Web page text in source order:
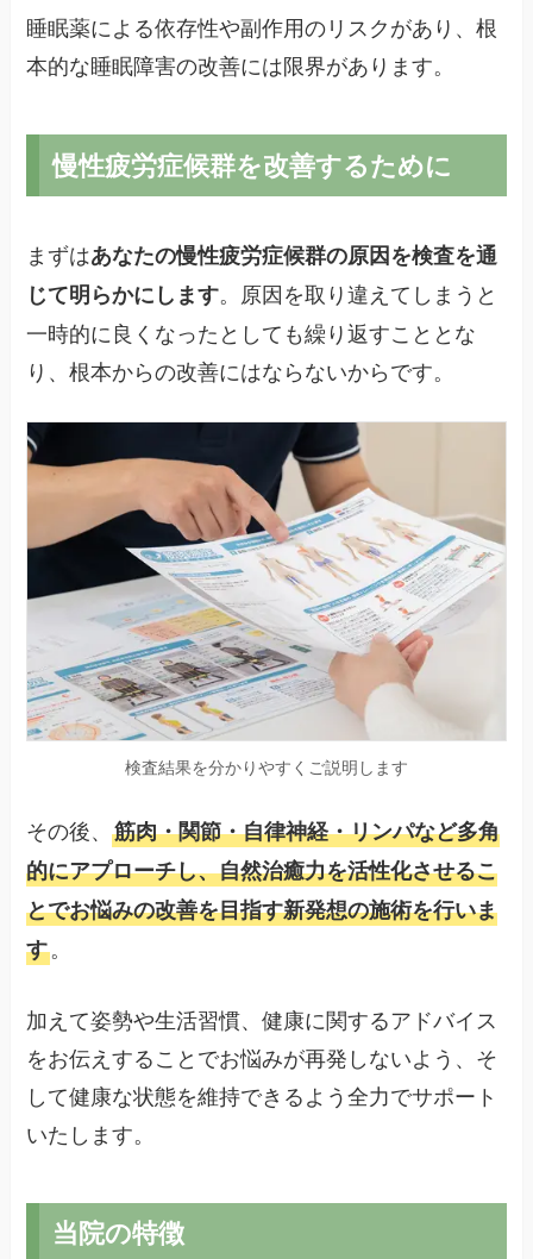
睡眠薬による依存性や副作用のリスクがあり、根
本的な睡眠障害の改善には限界があります。
慢性疲労症候群を改善するために
まずはあなたの慢性疲労症候群の原因を検査を通
じて明らかにします。原因を取り違えてしまうと
一時的に良くなったとしても繰り返すこととな
り、根本からの改善にはならないからです。
検査結果を分かりやすくご説明します
その後、筋肉・関節・自律神経・リンパなど多角
的にアプローチし、自然治癒力を活性化させるこ
とでお悩みの改善を目指す新発想の施術を行いま
す。
加えて姿勢や生活習慣、健康に関するアドバイス
をお伝えすることでお悩みが再発しないよう、そ
して健康な状態を維持できるよう全力でサポート
いたします。
当院の特徴